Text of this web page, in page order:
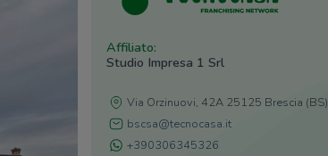
Affiliato:
Studio Impresa 1 Srl
Via Orzinuovi, 42A 25125 Brescia (BS)
bscsa@tecnocasa.it
+390306345326